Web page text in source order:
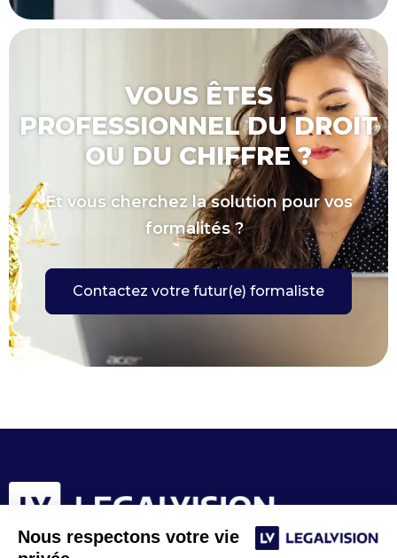
Nous respectons votre vie
VOUS ÊTES
PROFESSIONNEL DU DROIT
OU DU CHIFFRE ?
Et vous cherchez la solution pour vos
formalités ?
Contactez votre futur(e) formaliste